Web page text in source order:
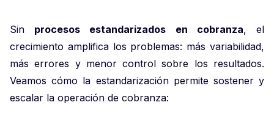
Sin procesos estandarizados en cobranza, el
crecimiento amplifica los problemas: más variabilidad,
más errores y menor control sobre los resultados.
Veamos cómo la estandarización permite sostener y
escalar la operación de cobranza: